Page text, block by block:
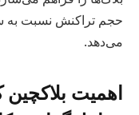
حجم تراکنش نسبت به
می‌دهد.
اهمیت بلاکچین